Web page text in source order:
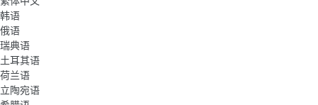
韩语
俄语
瑞典语
土耳其语
荷兰语
立陶宛语